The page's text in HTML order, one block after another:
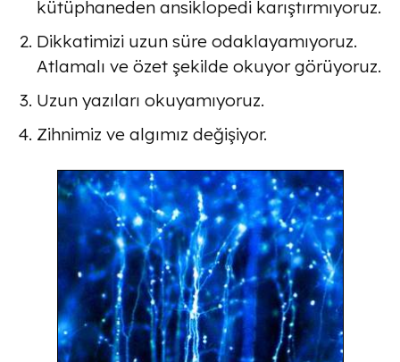
kütüphaneden ansiklopedi karıştırmıyoruz.
Dikkatimizi uzun süre odaklayamıyoruz.
Atlamalı ve özet şekilde okuyor görüyoruz.
Uzun yazıları okuyamıyoruz.
Zihnimiz ve algımız değişiyor.